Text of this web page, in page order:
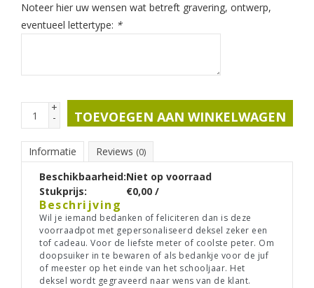
Noteer hier uw wensen wat betreft gravering, ontwerp,
eventueel lettertype: *
+
- TOEVOEGEN AAN WINKELWAGEN
Informatie Reviews (0)
Beschikbaarheid:Niet op voorraad
Stukprijs:
€0,00 /
Beschrijving
Wil je iemand bedanken of feliciteren dan is deze
voorraadpot met gepersonaliseerd deksel zeker een
tof cadeau. Voor de liefste meter of coolste peter. Om
doopsuiker in te bewaren of als bedankje voor de juf
of meester op het einde van het schooljaar. Het
deksel wordt gegraveerd naar wens van de klant.